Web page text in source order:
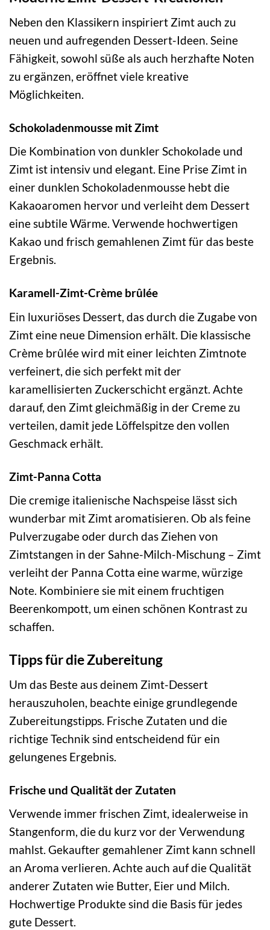
Neben den Klassikern inspiriert Zimt auch zu
neuen und aufregenden Dessert-Ideen. Seine
Fähigkeit, sowohl süße als auch herzhafte Noten
zu ergänzen, eröffnet viele kreative
Möglichkeiten.
Schokoladenmousse mit Zimt
Die Kombination von dunkler Schokolade und
Zimt ist intensiv und elegant. Eine Prise Zimt in
einer dunklen Schokoladenmousse hebt die
Kakaoaromen hervor und verleiht dem Dessert
eine subtile Wärme. Verwende hochwertigen
Kakao und frisch gemahlenen Zimt für das beste
Ergebnis.
Karamell-Zimt-Crème brûlée
Ein luxuriöses Dessert, das durch die Zugabe von
Zimt eine neue Dimension erhält. Die klassische
Crème brûlée wird mit einer leichten Zimtnote
verfeinert, die sich perfekt mit der
karamellisierten Zuckerschicht ergänzt. Achte
darauf, den Zimt gleichmäßig in der Creme zu
verteilen, damit jede Löffelspitze den vollen
Geschmack erhält.
Zimt-Panna Cotta
Die cremige italienische Nachspeise lässt sich
wunderbar mit Zimt aromatisieren. Ob als feine
Pulverzugabe oder durch das Ziehen von
Zimtstangen in der Sahne-Milch-Mischung – Zimt
verleiht der Panna Cotta eine warme, würzige
Note. Kombiniere sie mit einem fruchtigen
Beerenkompott, um einen schönen Kontrast zu
schaffen.
Tipps für die Zubereitung
Um das Beste aus deinem Zimt-Dessert
herauszuholen, beachte einige grundlegende
Zubereitungstipps. Frische Zutaten und die
richtige Technik sind entscheidend für ein
gelungenes Ergebnis.
Frische und Qualität der Zutaten
Verwende immer frischen Zimt, idealerweise in
Stangenform, die du kurz vor der Verwendung
mahlst. Gekaufter gemahlener Zimt kann schnell
an Aroma verlieren. Achte auch auf die Qualität
anderer Zutaten wie Butter, Eier und Milch.
Hochwertige Produkte sind die Basis für jedes
gute Dessert.